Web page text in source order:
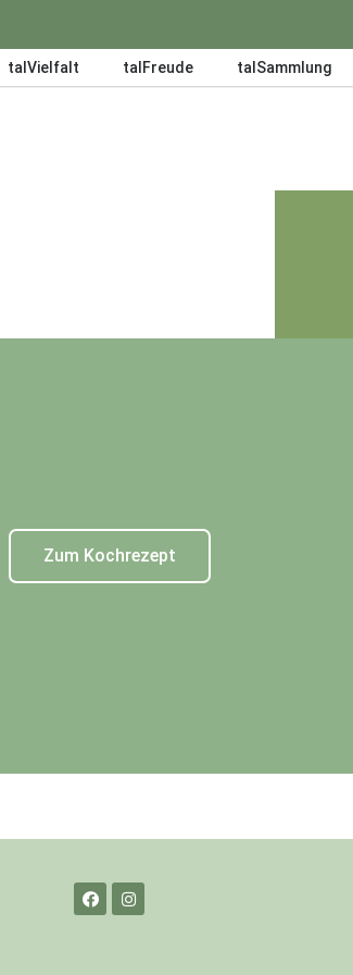
talVielfalt talFreude talSammlung
Zum Kochrezept